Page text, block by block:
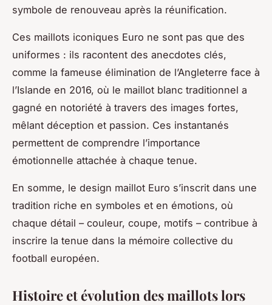
symbole de renouveau après la réunification.
Ces maillots iconiques Euro ne sont pas que des
uniformes : ils racontent des anecdotes clés,
comme la fameuse élimination de l’Angleterre face à
l’Islande en 2016, où le maillot blanc traditionnel a
gagné en notoriété à travers des images fortes,
mêlant déception et passion. Ces instantanés
permettent de comprendre l’importance
émotionnelle attachée à chaque tenue.
En somme, le design maillot Euro s’inscrit dans une
tradition riche en symboles et en émotions, où
chaque détail – couleur, coupe, motifs – contribue à
inscrire la tenue dans la mémoire collective du
football européen.
Histoire et évolution des maillots lors